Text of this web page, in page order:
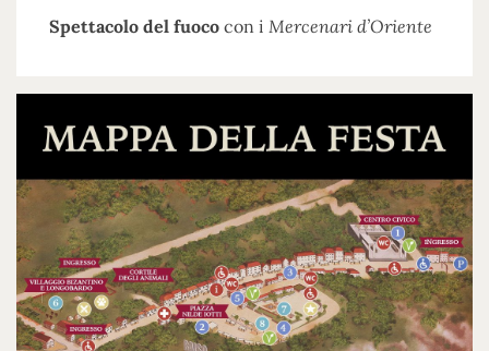
Spettacolo del fuoco con i Mercenari d’Oriente